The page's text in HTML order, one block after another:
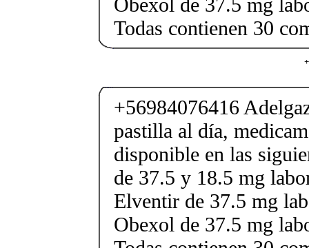
Todas contienen 30
+56984076416
pastilla al día,
disponible en las
de 37.5 y 18.5 mg
Elventir de 37.5 mg
Obexol de 37.5 mg